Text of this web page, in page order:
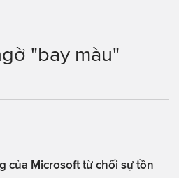
"bay màu"
của Microsoft từ chối sự tồn